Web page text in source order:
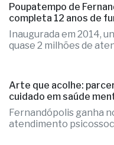
Poupatempo de
completa 12 anos de
Inaugurada em 2014,
quase 2 milhões de
Arte que acolhe:
cuidado em saúde
Fernandópolis ganha
atendimento